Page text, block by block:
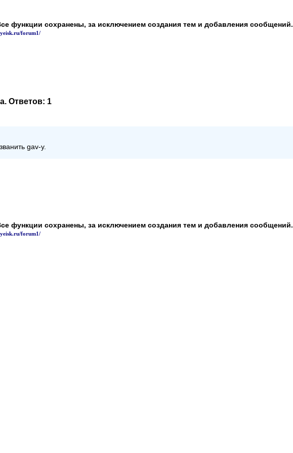
функции сохранены, за исключением создания тем и добавления сообщений.
forum1/
. Ответов: 1
gav-y.
функции сохранены, за исключением создания тем и добавления сообщений.
forum1/